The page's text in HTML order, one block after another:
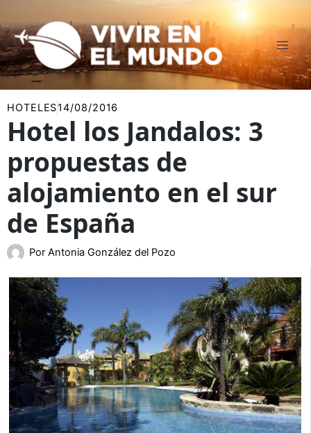
al
contenido
HOTELES14/08/2016
Hotel los Jandalos: 3
propuestas de
alojamiento en el sur
de España
Por Antonia González del Pozo